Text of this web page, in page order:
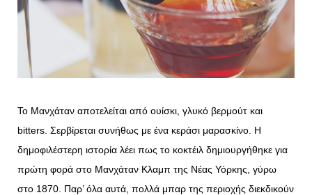
Το Μανχάταν αποτελείται από ουίσκι, γλυκό βερμούτ και
bitters. Σερβίρεται συνήθως με ένα κεράσι μαρασκίνο. Η
δημοφιλέστερη ιστορία λέει πως το κοκτέιλ δημιουργήθηκε για
πρώτη φορά στο Μανχάταν Κλαμπ της Νέας Υόρκης, γύρω
στο 1870. Παρ’ όλα αυτά, πολλά μπαρ της περιοχής διεκδικούν